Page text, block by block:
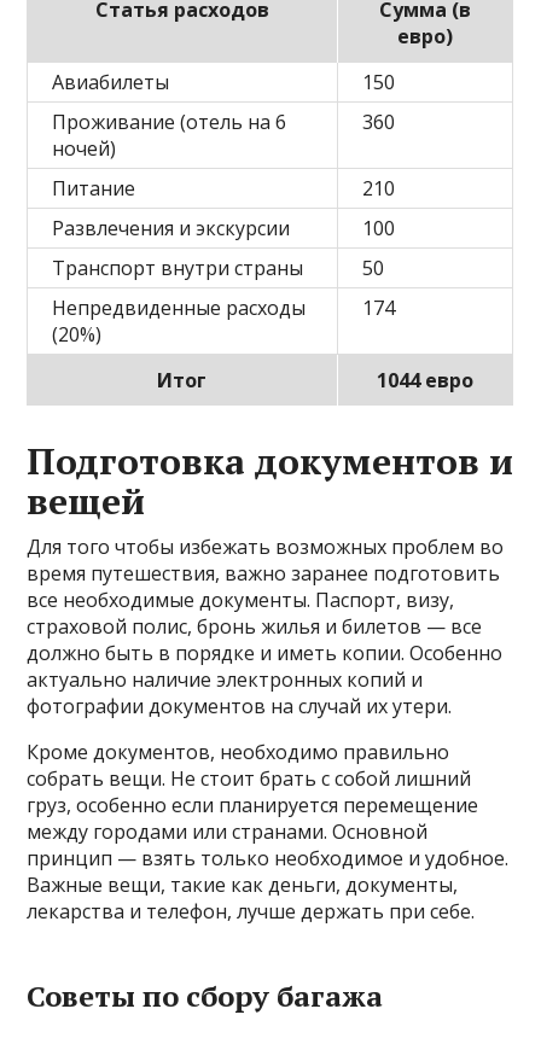
Статья расходов
Сумма (в
евро)
Авиабилеты
150
Проживание (отель на 6
ночей)
360
Питание
210
Развлечения и экскурсии
100
Транспорт внутри страны
50
Непредвиденные расходы
(20%)
174
Итог 1044 евро
Подготовка документов и
вещей
Для того чтобы избежать возможных проблем во
время путешествия, важно заранее подготовить
все необходимые документы. Паспорт, визу,
страховой полис, бронь жилья и билетов — все
должно быть в порядке и иметь копии. Особенно
актуально наличие электронных копий и
фотографии документов на случай их утери.
Кроме документов, необходимо правильно
собрать вещи. Не стоит брать с собой лишний
груз, особенно если планируется перемещение
между городами или странами. Основной
принцип — взять только необходимое и удобное.
Важные вещи, такие как деньги, документы,
лекарства и телефон, лучше держать при себе.
Советы по сбору багажа